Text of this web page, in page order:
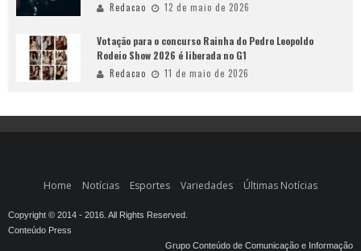
Redacao 12 de maio de 2026
Votação para o concurso Rainha do Pedro Leopoldo
Rodeio Show 2026 é liberada no G1
Redacao 11 de maio de 2026
Home Notícias Esportes Variedades Últimas Notícias
Copyright © 2014 - 2016. All Rights Reserved.
Conteúdo Press
Grupo Conteúdo de Comunicação e Informação